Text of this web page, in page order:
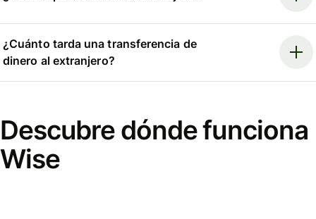
¿Cuánto tarda una transferencia de
dinero al extranjero?
Descubre dónde funciona
Wise